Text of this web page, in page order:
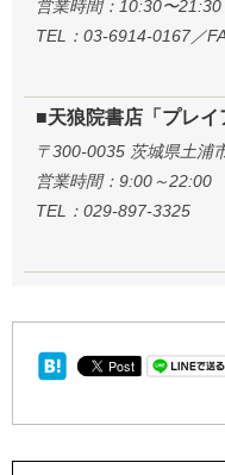
営業時間：10:30〜21:30
TEL：03-6914-0167／
■天狼院書店「プレイ
〒300-0035 茨城県土浦
営業時間：9:00～22:00
TEL：029-897-3325